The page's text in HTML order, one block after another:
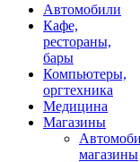
Автомобили
Кафе,
рестораны,
бары
Компьютеры,
оргтехника
Медицина
Магазины
магазины